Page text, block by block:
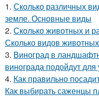
1. Сколько различных
земле. Основные виды
2. Сколько животных и
Сколько видов
3. Виноград в
винограда подойдут
4. Как правильно
Как выбирать саженцы